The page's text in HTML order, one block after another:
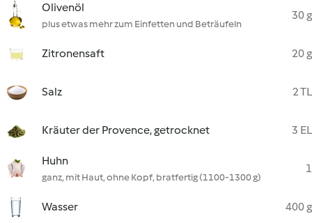
Olivenöl
plus etwas mehr zum Einfetten und Beträufeln
30 g
Zitronensaft 20 g
Salz 2 TL
Kräuter der Provence, getrocknet 3 EL
Huhn
ganz, mit Haut, ohne Kopf, bratfertig (1100-1300 g)
1
Wasser 400 g